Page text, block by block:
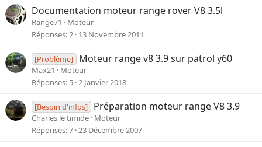
Documentation moteur range rover V8 3.5l
Range71
Moteur
Réponses 2 13 Novembre 2011
[Problème] Moteur range v8 3.9 sur patrol y60
Max21
Moteur
Réponses 5 2 Janvier 2018
[Besoin d'infos] Préparation moteur range V8 3.9
Charles le timide Moteur
Réponses 7 23 Décembre 2007